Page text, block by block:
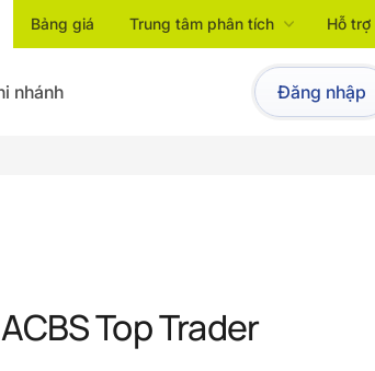
Bảng giá Trung tâm phân tích Hỗ trợ
nhánh Đăng nhập
Top Trader